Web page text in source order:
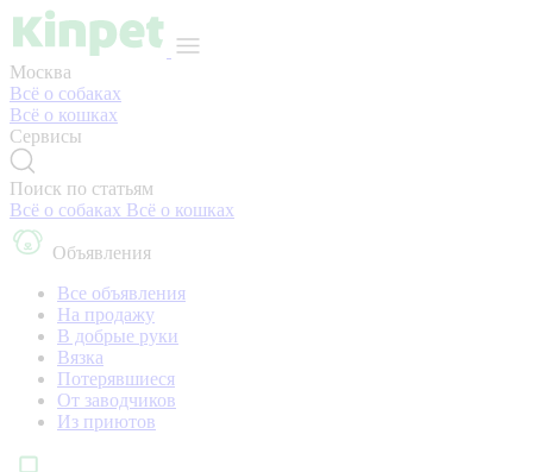
Москва
Всё о собаках
Всё о кошках
Сервисы
Поиск по статьям
Всё о собаках Всё о кошках
Объявления
Все объявления
На продажу
В добрые руки
Вязка
Потерявшиеся
От заводчиков
Из приютов